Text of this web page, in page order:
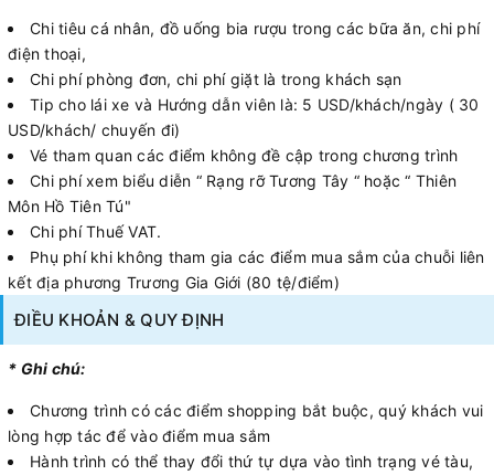
Chi tiêu cá nhân, đồ uống bia rượu trong các bữa ăn, chi phí
điện thoại,
Chi phí phòng đơn, chi phí giặt là trong khách sạn
Tip cho lái xe và Hướng dẫn viên là: 5 USD/khách/ngày ( 30
USD/khách/ chuyến đi)
Vé tham quan các điểm không đề cập trong chương trình
Chi phí xem biểu diễn “ Rạng rỡ Tương Tây “ hoặc “ Thiên
Môn Hồ Tiên Tú"
Chi phí Thuế VAT.
Phụ phí khi không tham gia các điểm mua sắm của chuỗi liên
kết địa phương Trương Gia Giới (80 tệ/điểm)
ĐIỀU KHOẢN & QUY ĐỊNH
* Ghi chú:
Chương trình có các điểm shopping bắt buộc, quý khách vui
lòng hợp tác để vào điểm mua sắm
Hành trình có thể thay đổi thứ tự dựa vào tình trạng vé tàu,